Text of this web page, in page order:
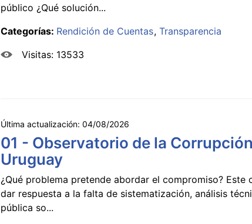
público ¿Qué solución...
Categorías: Rendición de Cuentas Transparencia
Visitas: 13533
Última actualización: 04/08/2026
01 - Observatorio de la
Uruguay
¿Qué problema pretende abordar el compromiso? Este
dar respuesta a la falta de sistematización, análisis
pública so...